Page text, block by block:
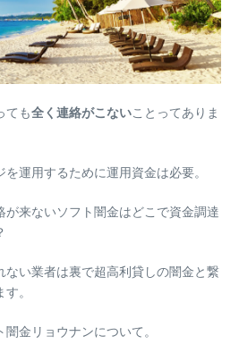
ても全く連絡がこないことってありま
運用するために運用資金は必要。
が来ないソフト闇金はどこで資金調達
ない業者は裏で超高利貸しの闇金と繋
。
金リョウナンについて。